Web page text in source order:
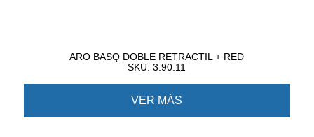
ARO BASQ DOBLE RETRACTIL + RED
SKU: 3.90.11
VER MÁS